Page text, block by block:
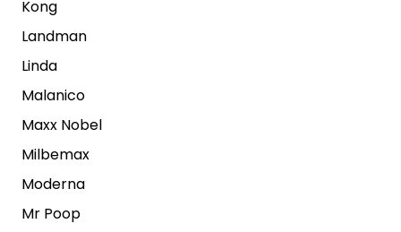
Kong
Landman
Linda
Malanico
Maxx Nobel
Milbemax
Moderna
Mr Poop